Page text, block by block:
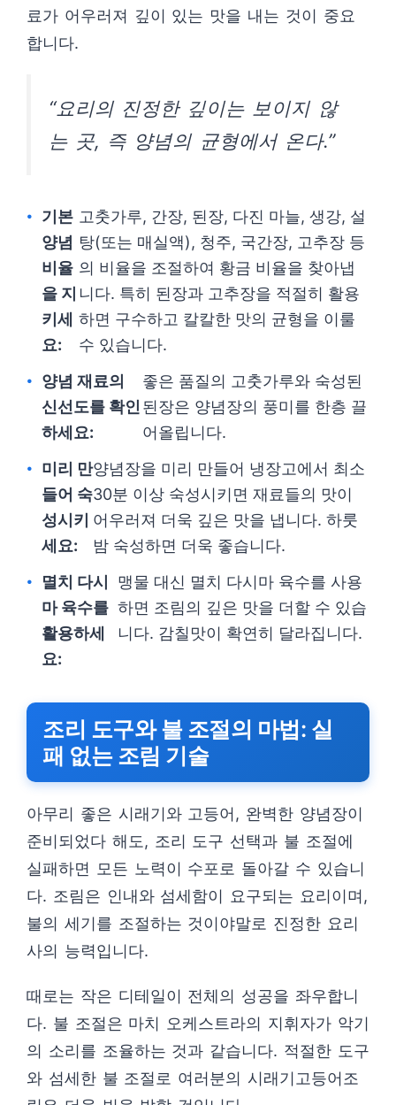
료가 어우러져 깊이 있는 맛을 내는 것이 중요
합니다.
“요리의 진정한 깊이는 보이지 않
는 곳, 즉 양념의 균형에서 온다.”
기본
양념
비율
을 지
키세
요:
고춧가루, 간장, 된장, 다진 마늘, 생강, 설
탕(또는 매실액), 청주, 국간장, 고추장 등
의 비율을 조절하여 황금 비율을 찾아냅
니다. 특히 된장과 고추장을 적절히 활용
하면 구수하고 칼칼한 맛의 균형을 이룰
수 있습니다.
양념 재료의
신선도를 확인
하세요:
좋은 품질의 고춧가루와 숙성된
된장은 양념장의 풍미를 한층 끌
어올립니다.
미리 만
들어 숙
성시키
세요:
양념장을 미리 만들어 냉장고에서 최소
30분 이상 숙성시키면 재료들의 맛이
어우러져 더욱 깊은 맛을 냅니다. 하룻
밤 숙성하면 더욱 좋습니다.
멸치 다시
마 육수를
활용하세
요:
맹물 대신 멸치 다시마 육수를 사용
하면 조림의 깊은 맛을 더할 수 있습
니다. 감칠맛이 확연히 달라집니다.
조리 도구와 불 조절의 마법: 실
패 없는 조림 기술
아무리 좋은 시래기와 고등어, 완벽한 양념장이
준비되었다 해도, 조리 도구 선택과 불 조절에
실패하면 모든 노력이 수포로 돌아갈 수 있습니
다. 조림은 인내와 섬세함이 요구되는 요리이며,
불의 세기를 조절하는 것이야말로 진정한 요리
사의 능력입니다.
때로는 작은 디테일이 전체의 성공을 좌우합니
다. 불 조절은 마치 오케스트라의 지휘자가 악기
의 소리를 조율하는 것과 같습니다. 적절한 도구
와 섬세한 불 조절로 여러분의 시래기고등어조